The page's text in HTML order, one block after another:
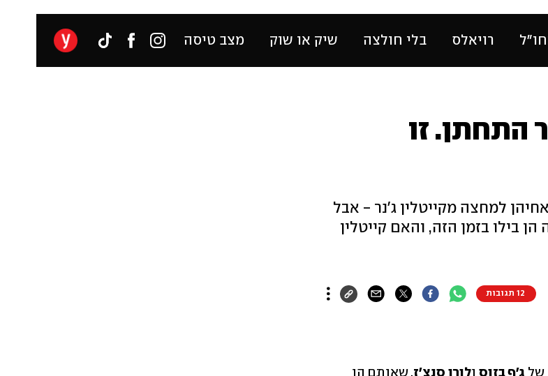
רויאלס בלי חולצה שיק או שוק מצב טיסה
התחתן. זו
למחצה מקייטלין ג'נר - אבל
בילו בזמן הזה, והאם קייטלין
12 תגובות
של ג'ף בזוס ולורן סנצ'ז
, שאותם הן